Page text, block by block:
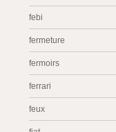
febi
fermeture
fermoirs
ferrari
feux